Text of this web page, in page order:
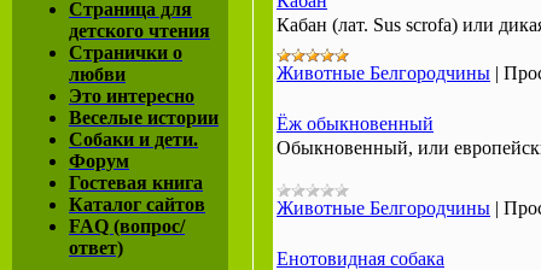
Страница для
детского чтения
Странички о
любви
Это интересно
Веселые истории
Собаки и дети.
Форум
Гостевая книга
Каталог сайтов
FAQ (вопрос/
ответ)
Кабан (лат. Sus scrofa) или
Животные Белгородчины |
Ёж обыкновенный
Обыкновенный, или
Животные Белгородчины |
Енотовидная собака